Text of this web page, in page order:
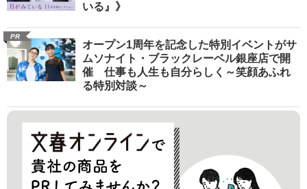
いる』》
PR
オープン1周年を記念した特別イベントがサ
ムソナイト・ブラックレーベル銀座店で開
催 仕事も人生も自分らしく～笑顔あふれ
る特別対談～